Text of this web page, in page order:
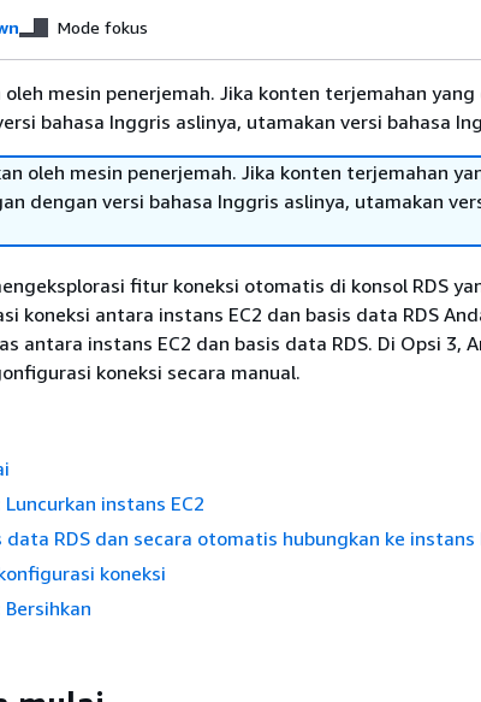
Mode fokus
mesin penerjemah. Jika konten terjemahan yang
bahasa Inggris aslinya, utamakan versi bahasa
oleh mesin penerjemah. Jika konten terjemahan
dengan versi bahasa Inggris aslinya, utamakan
fitur koneksi otomatis di konsol RDS
koneksi antara instans EC2 dan basis data RDS
antara instans EC2 dan basis data RDS. Di Opsi 3,
koneksi secara manual.
instans EC2
data RDS dan secara otomatis hubungkan ke instans
koneksi